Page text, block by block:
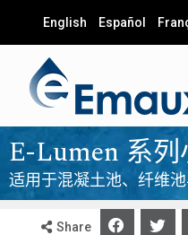
English Español
E-Lumen 系
适用于混凝土池、纤维
Share